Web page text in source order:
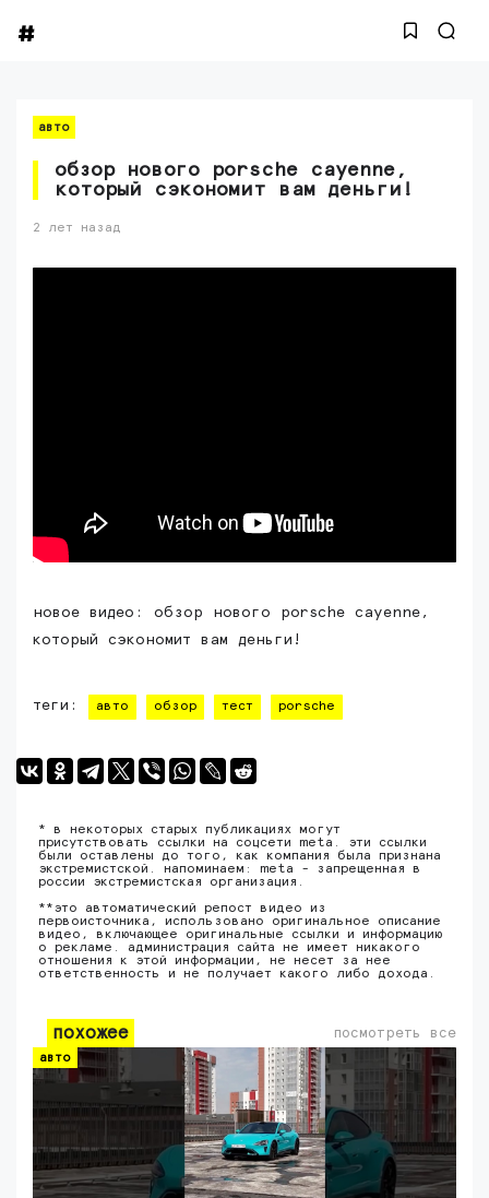
авто
обзор нового porsche cayenne,
который сэкономит вам деньги!
2 лет назад
новое видео: обзор нового porsche cayenne,
который сэкономит вам деньги!
теги: авто обзор тест porsche
* в некоторых старых публикациях могут
присутствовать ссылки на соцсети meta. эти ссылки
были оставлены до того, как компания была признана
экстремистской. напоминаем: meta - запрещенная в
россии экстремистская организация.
**это автоматический репост видео из
первоисточника, использовано оригинальное описание
видео, включающее оригинальные ссылки и информацию
о рекламе. администрация сайта не имеет никакого
отношения к этой информации, не несет за нее
ответственность и не получает какого либо дохода.
похожее посмотреть все
авто